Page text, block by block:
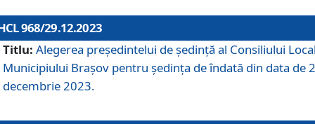
968/29.12.2023
Titlu: Alegerea preşedintelui de şedinţă al Consiliului
Municipiului Braşov pentru ședința de îndată din data de
decembrie 2023.